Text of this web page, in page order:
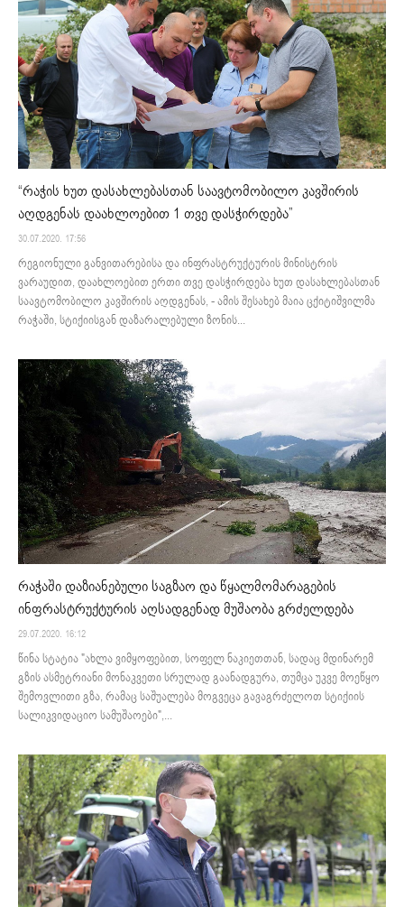
“რაჭის ხუთ დასახლებასთან საავტომობილო კავშირის
აღდგენას დაახლოებით 1 თვე დასჭირდება”
30.07.2020. 17:56
რეგიონული განვითარებისა და ინფრასტრუქტურის მინისტრის
ვარაუდით, დაახლოებით ერთი თვე დასჭირდება ხუთ დასახლებასთან
საავტომობილო კავშირის აღდგენას, - ამის შესახებ მაია ცქიტიშვილმა
რაჭაში, სტიქიისგან დაზარალებული ზონის...
რაჭაში დაზიანებული საგზაო და წყალმომარაგების
ინფრასტრუქტურის აღსადგენად მუშაობა გრძელდება
29.07.2020. 16:12
წინა სტატია "ახლა ვიმყოფებით, სოფელ ნაკიეთთან, სადაც მდინარემ
გზის ასმეტრიანი მონაკვეთი სრულად გაანადგურა, თუმცა უკვე მოეწყო
შემოვლითი გზა, რამაც საშუალება მოგვეცა გავაგრძელოთ სტიქიის
სალიკვიდაციო სამუშაოები",...